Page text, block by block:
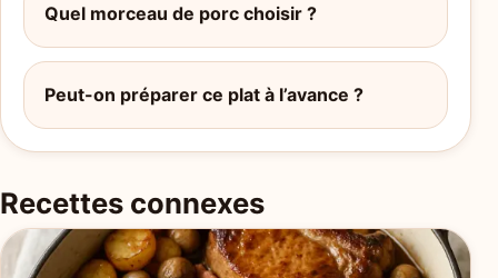
Quel morceau de porc choisir ?
Peut-on préparer ce plat à l’avance ?
Recettes connexes